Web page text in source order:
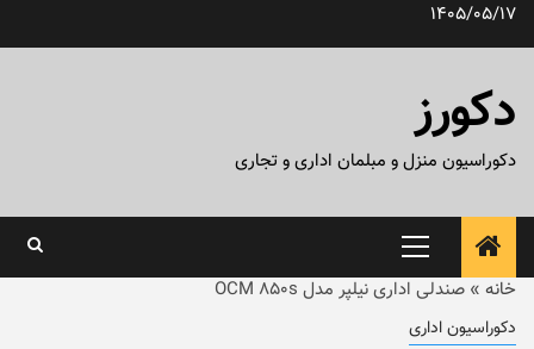
پرش1405/05/17
دکورز
دکوراسیون منزل و مبلمان اداری و تجاری
منوی
اصلی
خانه » صندلی اداری نیلپر مدل OCM 850s
دکوراسیون اداری